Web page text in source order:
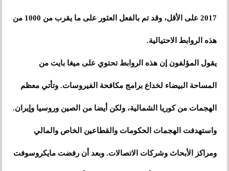
2017 على الأقل، وقد تم بالفعل العثور على ما يقرب من 1000 من
هذه الروابط الاحتيالية.
يقول المؤلفون إن هذه الروابط تحتوي على ميغا بايت من
المساحة البيضاء لخداع برامج مكافحة الفيروسات. وتأتي معظم
الهجمات من كوريا الشمالية، ولكن أيضا من الصين وروسيا وإيران.
واستهدفت الهجمات الحكومات والقطاعين الخاص والمالي
ومراكز الأبحاث وشركات الاتصالات. وبعد أن رفضت مايكروسوفت